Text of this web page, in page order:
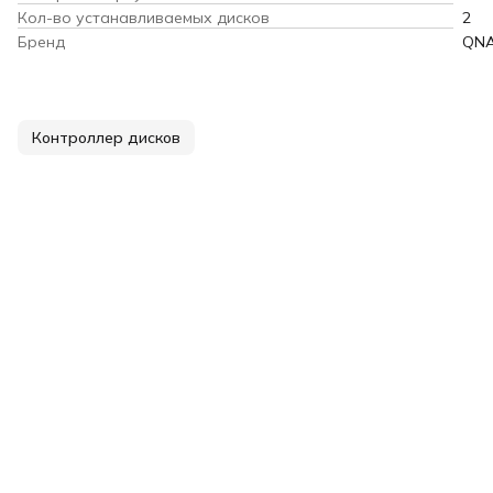
Кол-во устанавливаемых дисков
2
Бренд
Контроллер дисков